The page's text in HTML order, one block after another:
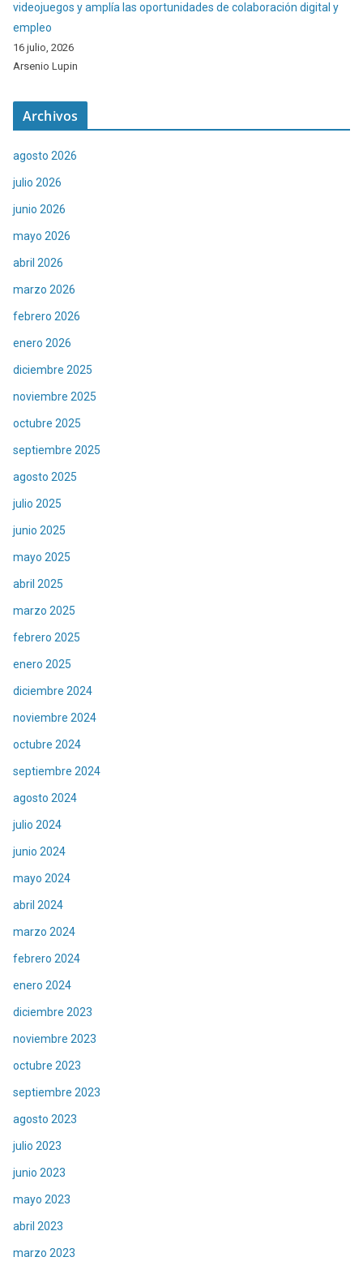
videojuegos y amplía las oportunidades de colaboración digital y
empleo
16 julio, 2026
Arsenio Lupin
Archivos
agosto 2026
julio 2026
junio 2026
mayo 2026
abril 2026
marzo 2026
febrero 2026
enero 2026
diciembre 2025
noviembre 2025
octubre 2025
septiembre 2025
agosto 2025
julio 2025
junio 2025
mayo 2025
abril 2025
marzo 2025
febrero 2025
enero 2025
diciembre 2024
noviembre 2024
octubre 2024
septiembre 2024
agosto 2024
julio 2024
junio 2024
mayo 2024
abril 2024
marzo 2024
febrero 2024
enero 2024
diciembre 2023
noviembre 2023
octubre 2023
septiembre 2023
agosto 2023
julio 2023
junio 2023
mayo 2023
abril 2023
marzo 2023